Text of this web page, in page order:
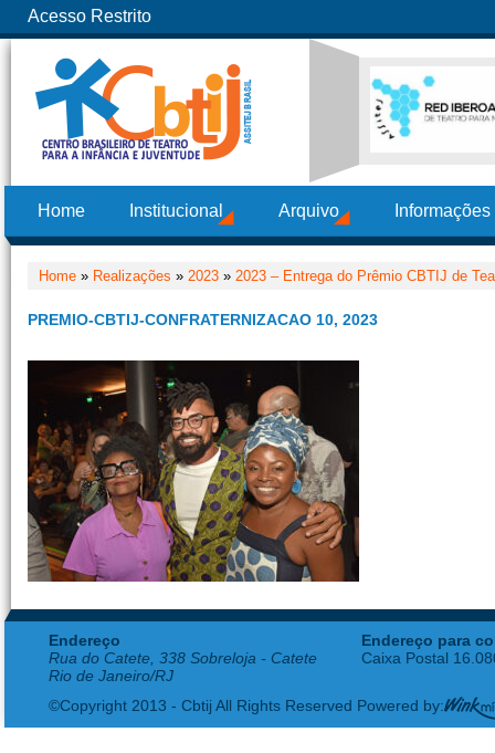
Acesso Restrito
Home Institucional Arquivo
Home » Realizações » 2023 » 2023 – Entrega do Prêmio CBTIJ de
PREMIO-CBTIJ-CONFRATERNIZACAO 10, 2023
Endereço
Rua do Catete, 338 Sobreloja - Catete
Rio de Janeiro/RJ
Endereço para
Caixa Postal
©Copyright 2013 - Cbtij All Rights Reserved Powered by: